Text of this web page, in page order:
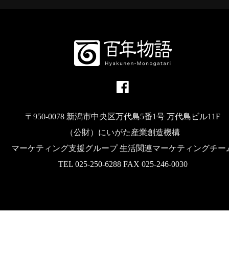
〒950-0078 新潟市中央区万代島5番1号 万代島ビル11F
（公財）にいがた産業創造機構
マーケティング支援グループ 生活関連マーケティングチー
TEL 025-250-6288 FAX 025-246-0030